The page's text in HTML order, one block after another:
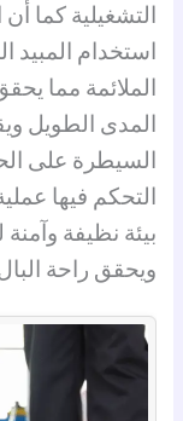
التشغيلية كما
استخدام المبيد
الملائمة مما
المدى الطويل
السيطرة على
التحكم فيها
بيئة نظيفة
ويحقق راحة